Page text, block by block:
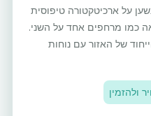
על ארכיטקטורה טיפוסית
כמו מרחפים אחד על השני.
של האזור עם נוחות
ולהזמין